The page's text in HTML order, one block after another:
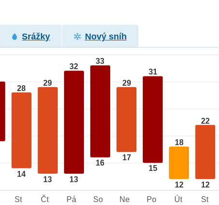
Srážky Nový sníh
28
14
29
13
32
13
33
16
29
17
31
15
18
12
22
12
St Čt Pá So Ne Po Út St